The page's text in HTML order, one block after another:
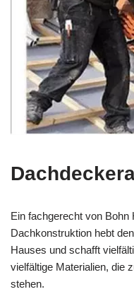
Ein fachgerecht von Bohn
Dachkonstruktion hebt
Hauses und schafft
vielfältige Materialien, die
stehen.